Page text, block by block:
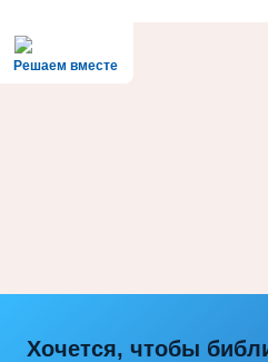
Решаем вместе
Хочется, чтобы